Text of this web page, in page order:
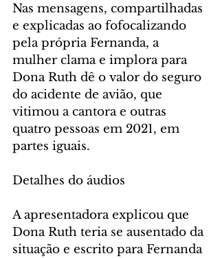
Nas mensagens, compartilhadas
e explicadas ao fofocalizando
pela própria Fernanda, a
mulher clama e implora para
Dona Ruth dê o valor do seguro
do acidente de avião, que
vitimou a cantora e outras
quatro pessoas em 2021, em
partes iguais.
Detalhes do áudios
A apresentadora explicou que
Dona Ruth teria se ausentado da
situação e escrito para Fernanda